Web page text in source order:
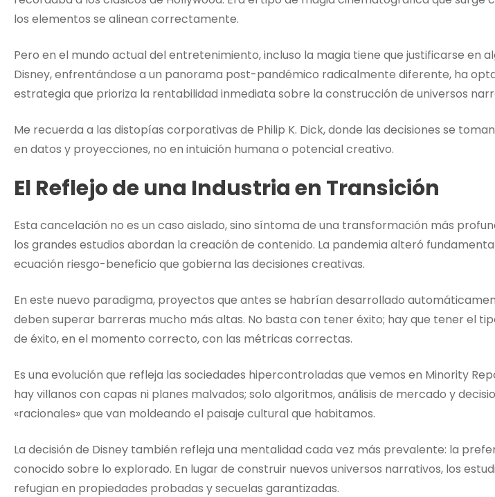
los elementos se alinean correctamente.
Pero en el mundo actual del entretenimiento, incluso la magia tiene que justificarse en
Disney, enfrentándose a un panorama post-pandémico radicalmente diferente, ha
estrategia que prioriza la rentabilidad inmediata sobre la construcción de universos
Me recuerda a las distopías corporativas de Philip K. Dick, donde las decisiones se
en datos y proyecciones, no en intuición humana o potencial creativo.
El Reflejo de una Industria en Transición
Esta cancelación no es un caso aislado, sino síntoma de una transformación más
los grandes estudios abordan la creación de contenido. La pandemia alteró
ecuación riesgo-beneficio que gobierna las decisiones creativas.
En este nuevo paradigma, proyectos que antes se habrían desarrollado
deben superar barreras mucho más altas. No basta con tener éxito; hay que tener el
de éxito, en el momento correcto, con las métricas correctas.
Es una evolución que refleja las sociedades hipercontroladas que vemos en Minority
hay villanos con capas ni planes malvados; solo algoritmos, análisis de mercado y
«racionales» que van moldeando el paisaje cultural que habitamos.
La decisión de Disney también refleja una mentalidad cada vez más prevalente: la
conocido sobre lo explorado. En lugar de construir nuevos universos narrativos, los
refugian en propiedades probadas y secuelas garantizadas.